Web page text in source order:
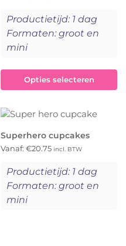
Productietijd: 1 dag
Formaten: groot en
mini
Opties selecteren
Superhero cupcakes
Vanaf: €20.75 incl. BTW
Productietijd: 1 dag
Formaten: groot en
mini